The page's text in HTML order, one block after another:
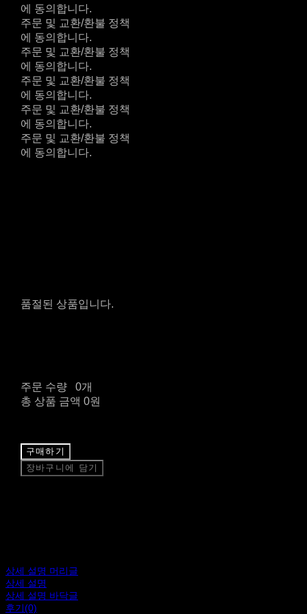
에 동의합니다.
주문 및 교환/환불 정책
에 동의합니다.
주문 및 교환/환불 정책
에 동의합니다.
주문 및 교환/환불 정책
에 동의합니다.
주문 및 교환/환불 정책
에 동의합니다.
주문 및 교환/환불 정책
에 동의합니다.
품절된 상품입니다.
주문 수량
0개
총 상품 금액 0원
구매하기
장바구니에 담기
상세 설명 머리글
상세 설명
상세 설명 바닥글
후기(0)